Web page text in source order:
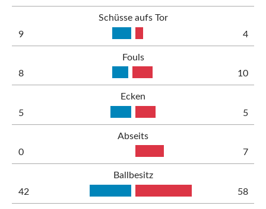
Schüsse aufs Tor
9
4
Fouls
8
10
Ecken
5
5
Abseits
0
7
Ballbesitz
42
58